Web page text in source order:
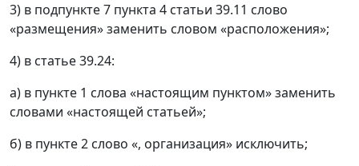
3) в подпункте 7 пункта 4 статьи 39.11 слово
«размещения» заменить словом «расположения»;
4) в статье 39.24:
а) в пункте 1 слова «настоящим пунктом» заменить
словами «настоящей статьей»;
б) в пункте 2 слово «, организация» исключить;